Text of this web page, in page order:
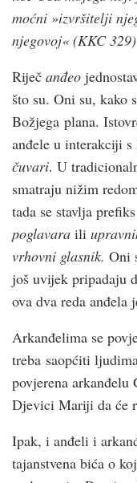
moćni »izvršitelji
njegovoj« (KKC 329)
Riječ anđeo
što su. Oni su, kako
Božjega plana.
anđele u interakciji
čuvari. U
smatraju nižim
tada se stavlja prefiks
poglavara ili
vrhovni glasnik. Oni
još uvijek pripadaju
ova dva reda
Arkanđelima se
treba saopćiti
povjerena
Djevici Mariji da će
Ipak, i anđeli i
tajanstvena bića o